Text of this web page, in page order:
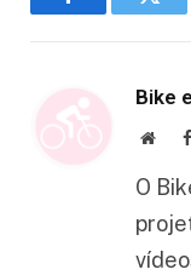
Facebook
Bike
O